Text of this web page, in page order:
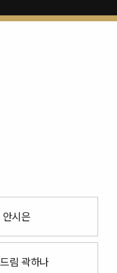
시은
림 곽하나